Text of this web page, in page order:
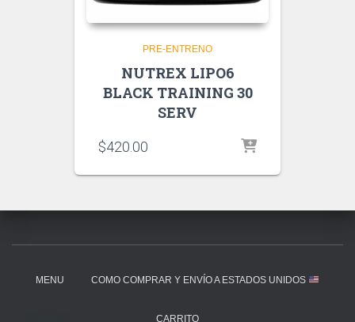
PRE-ENTRENO
NUTREX LIPO6
BLACK TRAINING 30
SERV
$420.00
MENU COMO COMPRAR Y ENVÍO A ESTADOS UNIDOS
CARRITO